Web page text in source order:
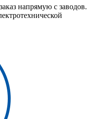
напрямую с заводов.